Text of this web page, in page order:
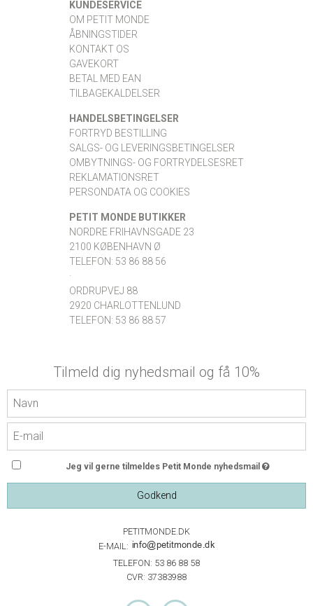
KUNDESERVICE
OM PETIT MONDE
ÅBNINGSTIDER
KONTAKT OS
GAVEKORT
BETAL MED EAN
TILBAGEKALDELSER
HANDELSBETINGELSER
FORTRYD BESTILLING
SALGS- OG LEVERINGSBETINGELSER
OMBYTNINGS- OG FORTRYDELSESRET
REKLAMATIONSRET
PERSONDATA OG COOKIES
PETIT MONDE BUTIKKER
NORDRE FRIHAVNSGADE 23
2100 KØBENHAVN Ø
TELEFON: 53 86 88 56
·
ORDRUPVEJ 88
2920 CHARLOTTENLUND
TELEFON: 53 86 88 57
Tilmeld dig nyhedsmail og få 10%
Jeg vil gerne tilmeldes Petit Monde nyhedsmail
Godkend
PETITMONDE.DK
E-MAIL:
TELEFON: 53 86 88 58
CVR: 37383988